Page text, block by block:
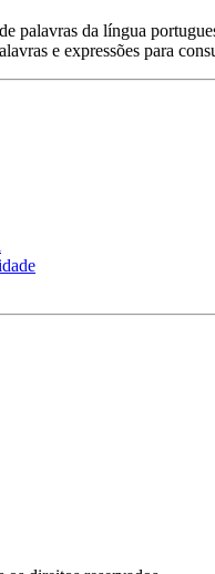
palavras da língua
e expressões para